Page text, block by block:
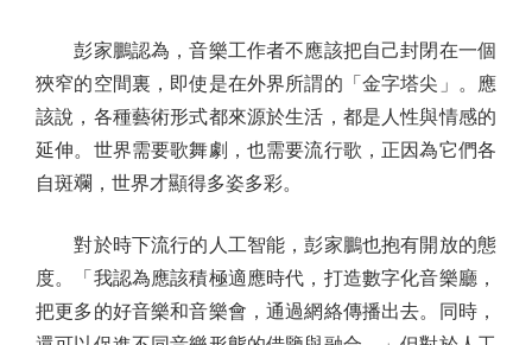
彭家鵬認為，音樂工作者不應該把自己封閉在一個
狹窄的空間裏，即使是在外界所謂的「金字塔尖」。應
該說，各種藝術形式都來源於生活，都是人性與情感的
延伸。世界需要歌舞劇，也需要流行歌，正因為它們各
自斑斕，世界才顯得多姿多彩。
對於時下流行的人工智能，彭家鵬也抱有開放的態
度。「我認為應該積極適應時代，打造數字化音樂廳，
把更多的好音樂和音樂會，通過網絡傳播出去。同時，